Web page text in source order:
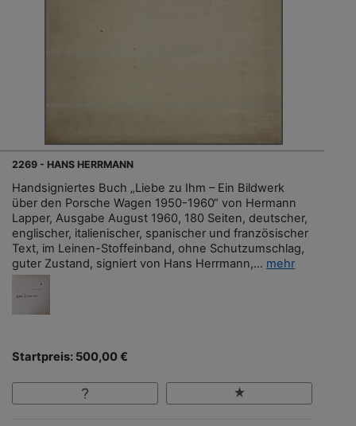
2269 - HANS HERRMANN
Handsigniertes Buch „Liebe zu Ihm – Ein Bildwerk
über den Porsche Wagen 1950-1960“ von Hermann
Lapper, Ausgabe August 1960, 180 Seiten, deutscher,
englischer, italienischer, spanischer und französischer
Text, im Leinen-Stoffeinband, ohne Schutzumschlag,
guter Zustand, signiert von Hans Herrmann,... mehr
Startpreis: 500,00 €